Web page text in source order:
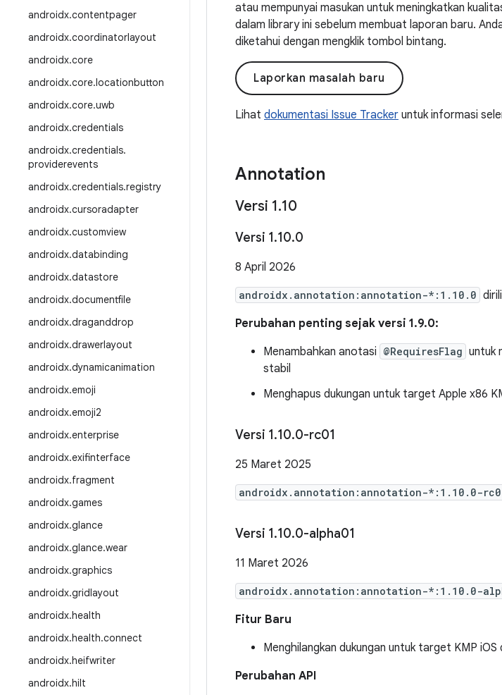
androidx.contentpager
androidx.coordinatorlayout
androidx.core
androidx.core.locationbutton
androidx.core.uwb
androidx.credentials
androidx.credentials.
providerevents
androidx.credentials.registry
androidx.cursoradapter
androidx.customview
androidx.databinding
androidx.datastore
androidx.documentfile
androidx.draganddrop
androidx.drawerlayout
androidx.dynamicanimation
androidx.emoji
androidx.emoji2
androidx.enterprise
androidx.exifinterface
androidx.fragment
androidx.games
androidx.glance
androidx.glance.wear
androidx.graphics
androidx.gridlayout
androidx.health
androidx.health.connect
androidx.heifwriter
androidx.hilt
atau mempunyai masukan untuk meningkatkan
dalam library ini sebelum membuat laporan baru.
diketahui dengan mengklik tombol bintang.
Laporkan masalah baru
Lihat dokumentasi Issue Tracker untuk informasi
Annotation
Versi 1.10
Versi 1.10.0
8 April 2026
androidx.annotation:annotation-*:1.10.0
Perubahan penting sejak versi 1.9.0:
Menambahkan anotasi @RequiresFlag untuk
stabil
Menghapus dukungan untuk target Apple x86
Versi 1.10.0-rc01
25 Maret 2025
androidx.annotation:annotation-*:1.10.0-
Versi 1.10.0-alpha01
11 Maret 2026
androidx.annotation:annotation-*:1.10.0-
Fitur Baru
Menghilangkan dukungan untuk target KMP
Perubahan API